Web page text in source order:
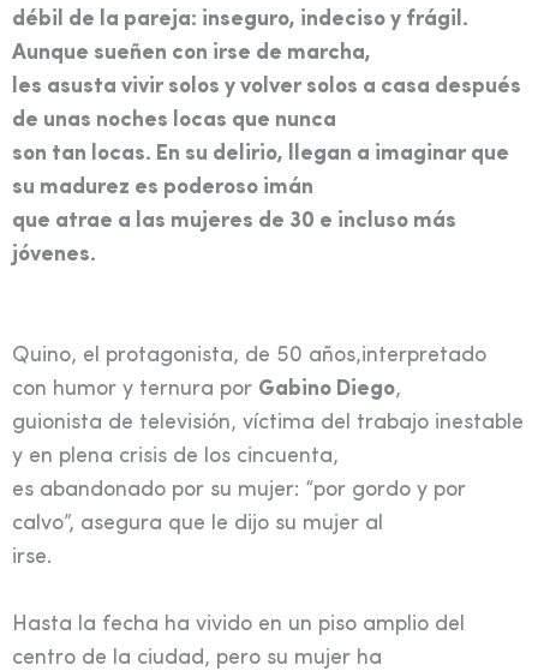
débil de la pareja: inseguro, indeciso y frágil.
Aunque sueñen con irse de marcha,
les asusta vivir solos y volver solos a casa después
de unas noches locas que nunca
son tan locas. En su delirio, llegan a imaginar que
su madurez es poderoso imán
que atrae a las mujeres de 30 e incluso más
jóvenes.
Quino, el protagonista, de 50 años,interpretado
con humor y ternura por Gabino Diego,
guionista de televisión, víctima del trabajo inestable
y en plena crisis de los cincuenta,
es abandonado por su mujer: “por gordo y por
calvo”, asegura que le dijo su mujer al
irse.
Hasta la fecha ha vivido en un piso amplio del
centro de la ciudad, pero su mujer ha